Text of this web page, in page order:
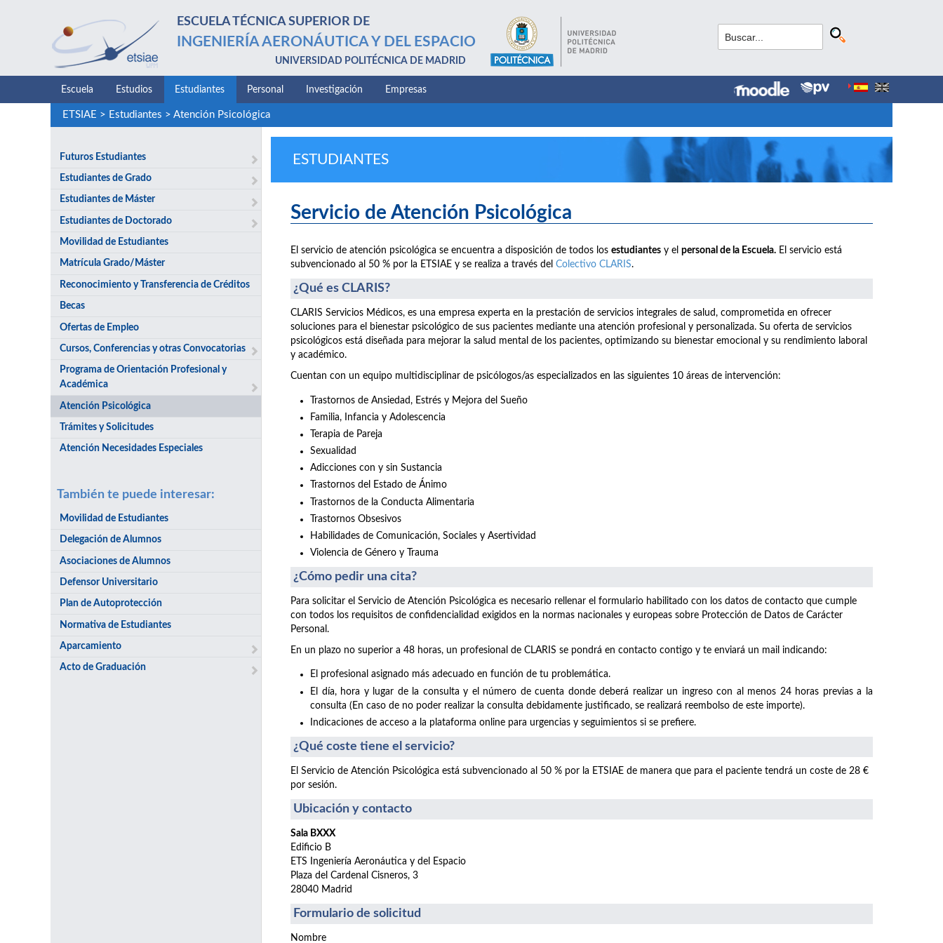
ESCUELA TÉCNICA SUPERIOR DE
INGENIERÍA AERONÁUTICA Y DEL ESPACIO
UNIVERSIDAD POLITÉCNICA DE MADRID
Escuela Estudios Estudiantes Personal Investigación Empresas
ETSIAE > Estudiantes > Atención Psicológica
Futuros Estudiantes
Estudiantes de Grado
Estudiantes de Máster
Estudiantes de Doctorado
Movilidad de Estudiantes
Matrícula Grado/Máster
Reconocimiento y Transferencia de Créditos
Becas
Ofertas de Empleo
Cursos, Conferencias y otras Convocatorias
Programa de Orientación Profesional y
Académica
Atención Psicológica
Trámites y Solicitudes
Atención Necesidades Especiales
También te puede interesar:
Movilidad de Estudiantes
Delegación de Alumnos
Asociaciones de Alumnos
Defensor Universitario
Plan de Autoprotección
Normativa de Estudiantes
Aparcamiento
Acto de Graduación
ESTUDIANTES
Servicio de Atención Psicológica
El servicio de atención psicológica se encuentra a disposición de todos los estudiantes y el personal de la Escuela. El servicio está
subvencionado al 50 % por la ETSIAE y se realiza a través del Colectivo CLARIS.
¿Qué es CLARIS?
CLARIS Servicios Médicos, es una empresa experta en la prestación de servicios integrales de salud, comprometida en ofrecer
soluciones para el bienestar psicológico de sus pacientes mediante una atención profesional y personalizada. Su oferta de servicios
psicológicos está diseñada para mejorar la salud mental de los pacientes, optimizando su bienestar emocional y su rendimiento laboral
y académico.
Cuentan con un equipo multidisciplinar de psicólogos/as especializados en las siguientes 10 áreas de intervención:
Trastornos de Ansiedad, Estrés y Mejora del Sueño
Familia, Infancia y Adolescencia
Terapia de Pareja
Sexualidad
Adicciones con y sin Sustancia
Trastornos del Estado de Ánimo
Trastornos de la Conducta Alimentaria
Trastornos Obsesivos
Habilidades de Comunicación, Sociales y Asertividad
Violencia de Género y Trauma
¿Cómo pedir una cita?
Para solicitar el Servicio de Atención Psicológica es necesario rellenar el formulario habilitado con los datos de contacto que cumple
con todos los requisitos de confidencialidad exigidos en la normas nacionales y europeas sobre Protección de Datos de Carácter
Personal.
En un plazo no superior a 48 horas, un profesional de CLARIS se pondrá en contacto contigo y te enviará un mail indicando:
El profesional asignado más adecuado en función de tu problemática.
El día, hora y lugar de la consulta y el número de cuenta donde deberá realizar un ingreso con al menos 24 horas previas a la
consulta (En caso de no poder realizar la consulta debidamente justificado, se realizará reembolso de este importe).
Indicaciones de acceso a la plataforma online para urgencias y seguimientos si se prefiere.
¿Qué coste tiene el servicio?
El Servicio de Atención Psicológica está subvencionado al 50 % por la ETSIAE de manera que para el paciente tendrá un coste de 28 €
por sesión.
Ubicación y contacto
Sala BXXX
Edificio B
ETS Ingeniería Aeronáutica y del Espacio
Plaza del Cardenal Cisneros, 3
28040 Madrid
Formulario de solicitud
Nombre